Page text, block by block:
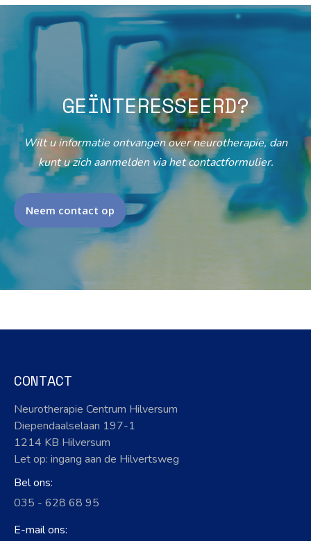
GEÏNTERESSEERD?
Wilt u informatie ontvangen over neurotherapie, dan
kunt u zich aanmelden via het contactformulier.
Neem contact op
CONTACT
Neurotherapie Centrum Hilversum
Diependaalselaan 197-1
1214 KB Hilversum
Let op: ingang aan de Hilvertsweg
Bel ons:
035 - 628 68 95
E-mail ons: